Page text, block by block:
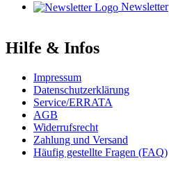
Newsletter
Hilfe & Infos
Impressum
Datenschutzerklärung
Service/ERRATA
AGB
Widerrufsrecht
Zahlung und Versand
Häufig gestellte Fragen (FAQ)